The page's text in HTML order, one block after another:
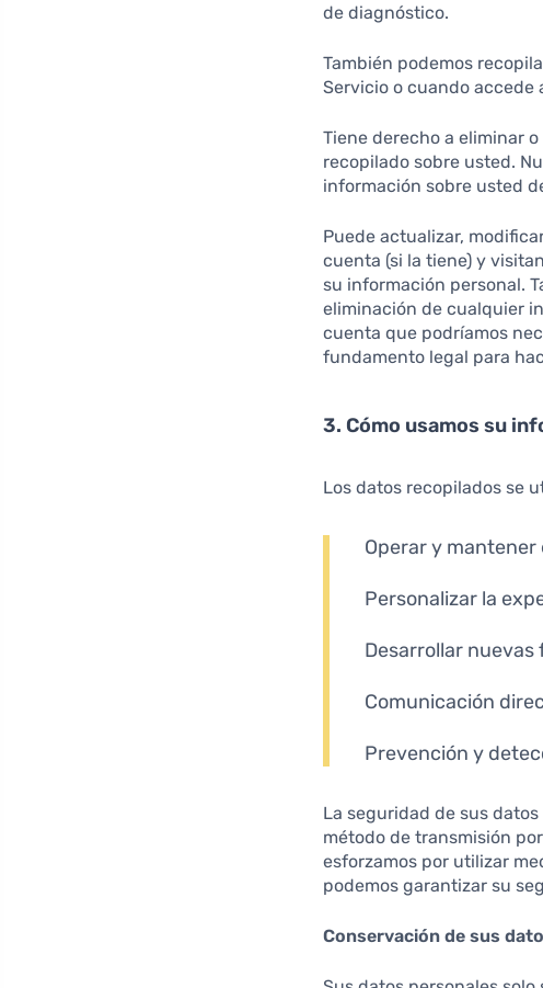
de diagnóstico.
También podemos
Servicio o cuando accede
Tiene derecho a eliminar
recopilado sobre usted.
información sobre usted
Puede actualizar,
cuenta (si la tiene) y
su información personal.
eliminación de cualquier
cuenta que podríamos
fundamento legal para
3. Cómo usamos su
Los datos recopilados se
Operar y mantener
Personalizar la
Desarrollar
Comunicación
Prevención y
La seguridad de sus
método de transmisión
esforzamos por utilizar
podemos garantizar su
Conservación de sus